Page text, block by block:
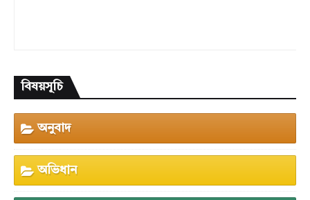
বিষয়সূচি
অনুবাদ
অভিধান